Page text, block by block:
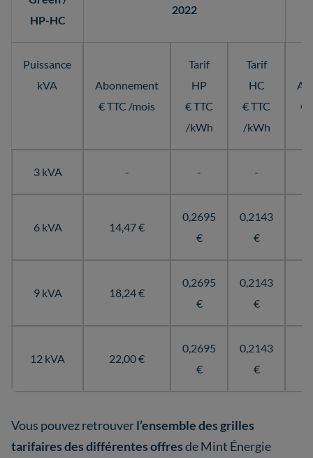
HP-HC
2022
Puissance
kVA
Abonnement
€ TTC /mois
Tarif
HP
€ TTC
/kWh
Tarif
HC
€ TTC
/kWh
€
3 kVA - - -
6 kVA 14,47 €
0,2695
€
0,2143
€
9 kVA 18,24 €
0,2695
€
0,2143
€
12 kVA 22,00 €
0,2695
€
0,2143
€
Vous pouvez retrouverl’ensemble des grilles
tarifaires des différentes offresde Mint Énergie